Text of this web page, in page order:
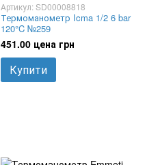
Артикул: SD00008818
Термоманометр Icma 1/2 6 bar
120°C №259
451.00 цена грн
Купити